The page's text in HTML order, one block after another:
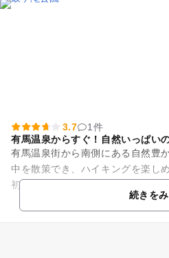
3.7
1件
有馬温泉からすぐ！自然いっぱい
有馬温泉街から南側にある自然豊
中を散策でき、ハイキングを楽し
初夏にはあじさいが美しいスポッ
の鑑賞を楽しめるほか、秋に...
続きを